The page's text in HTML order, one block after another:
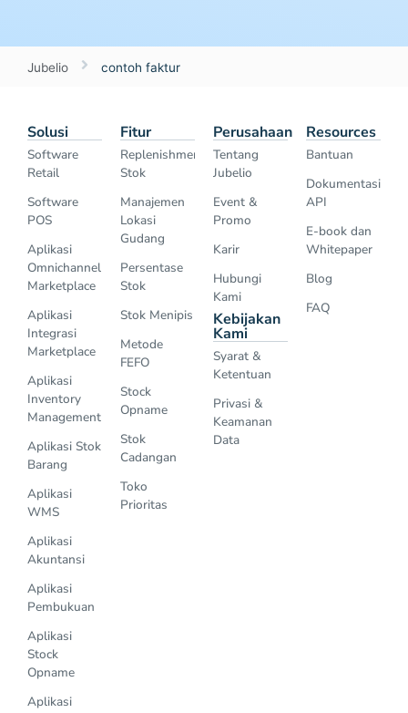
Jubelio contoh faktur
Solusi
Software
Retail
Software
POS
Aplikasi
Omnichannel
Marketplace
Aplikasi
Integrasi
Marketplace
Aplikasi
Inventory
Management
Aplikasi Stok
Barang
Aplikasi
WMS
Aplikasi
Akuntansi
Aplikasi
Pembukuan
Aplikasi
Stock
Opname
Aplikasi
Fitur
Replenishment
Stok
Manajemen
Lokasi
Gudang
Persentase
Stok
Stok Menipis
Metode
FEFO
Stock
Opname
Stok
Cadangan
Toko
Prioritas
Perusahaan
Tentang
Jubelio
Event &
Promo
Karir
Hubungi
Kami
Kebijakan
Kami
Syarat &
Ketentuan
Privasi &
Keamanan
Data
Resources
Bantuan
Dokumentasi
API
E-book dan
Whitepaper
Blog
FAQ